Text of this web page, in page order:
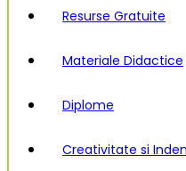
Resurse Gratuite
Materiale Didactice
Diplome
Creativitate si